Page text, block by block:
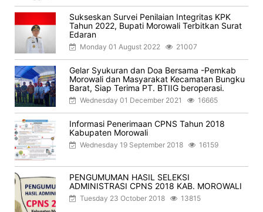
Sukseskan Survei Penilaian Integritas KPK
Tahun 2022, Bupati Morowali Terbitkan Surat
Edaran
Monday 01 August 2022 21007
Gelar Syukuran dan Doa Bersama -Pemkab
Morowali dan Masyarakat Kecamatan Bungku
Barat, Siap Terima PT. BTIIG beroperasi.
Wednesday 01 December 2021 16665
Informasi Penerimaan CPNS Tahun 2018
Kabupaten Morowali
Wednesday 19 September 2018 16159
PENGUMUMAN HASIL SELEKSI
ADMINISTRASI CPNS 2018 KAB. MOROWALI
Tuesday 23 October 2018 13815